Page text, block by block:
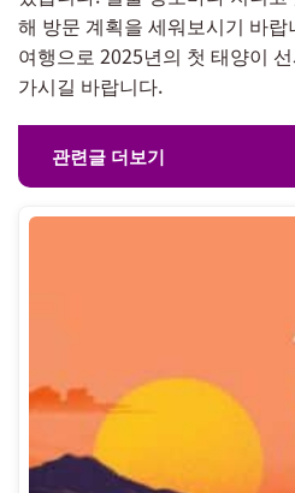
해 방문 계획을 세워보시기 바
여행으로 2025년의 첫 태양이
가시길 바랍니다.
관련글 더보기